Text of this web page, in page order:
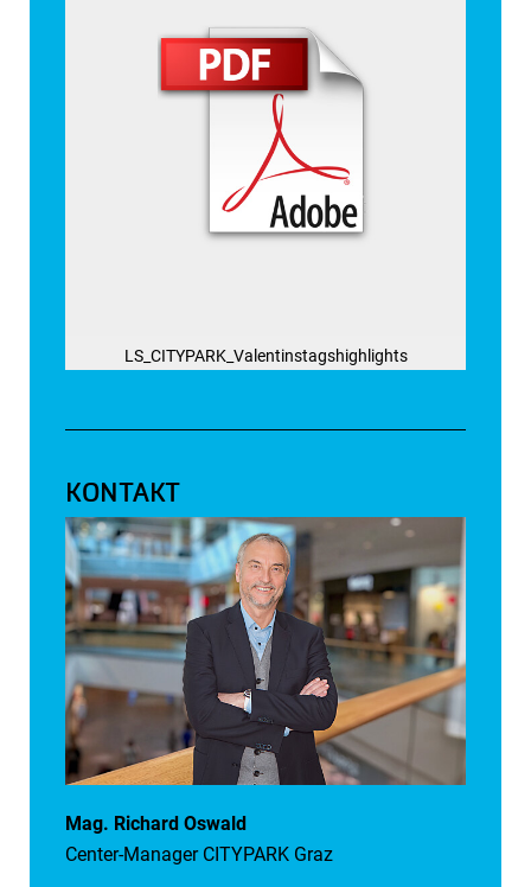
LS_CITYPARK_Valentinstagshighlights
KONTAKT
Mag. Richard Oswald
Center-Manager CITYPARK Graz